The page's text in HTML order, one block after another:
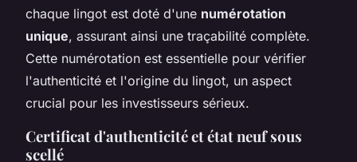
chaque lingot est doté d'une numérotation
unique, assurant ainsi une traçabilité complète.
Cette numérotation est essentielle pour vérifier
l'authenticité et l'origine du lingot, un aspect
crucial pour les investisseurs sérieux.
Certificat d'authenticité et état neuf sous
scellé